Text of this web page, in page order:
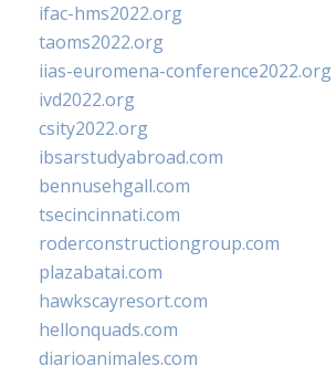
ifac-hms2022.org
taoms2022.org
iias-euromena-conference2022.org
ivd2022.org
csity2022.org
ibsarstudyabroad.com
bennusehgall.com
tsecincinnati.com
roderconstructiongroup.com
plazabatai.com
hawkscayresort.com
hellonquads.com
diarioanimales.com